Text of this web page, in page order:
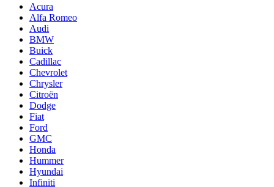
Acura
Alfa Romeo
Audi
BMW
Buick
Cadillac
Chevrolet
Chrysler
Citroën
Dodge
Fiat
Ford
GMC
Honda
Hummer
Hyundai
Infiniti